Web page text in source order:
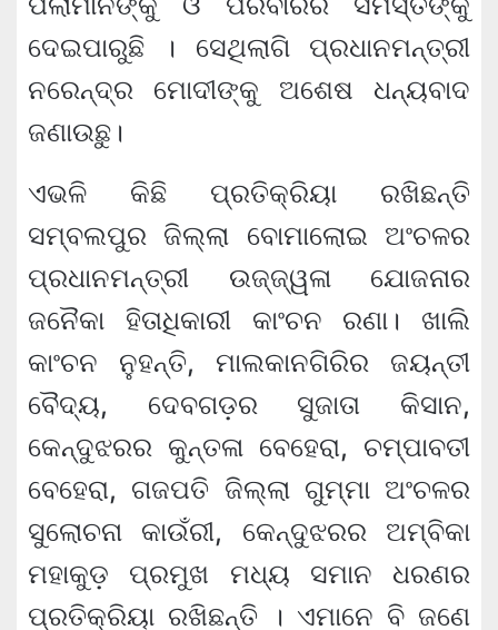
ଦେଇପାରୁଛି । ସେଥିଲାଗି ପ୍ରଧାନମନ୍ତ୍ରୀ
ନରେନ୍ଦ୍ର ମୋଦୀଙ୍କୁ ଅଶେଷ ଧନ୍ୟବାଦ
ଜଣାଉଛୁ।
ଏଭଳି କିଛି ପ୍ରତିକ୍ରିୟା ରଖିଛନ୍ତି
ସମ୍ବଲପୁର ଜିଲ୍ଲା ବୋମାଲୋଇ ଅଂଚଳର
ପ୍ରଧାନମନ୍ତ୍ରୀ ଉଜ୍ଜ୍ୱଳା ଯୋଜନାର
ଜନୈକା ହିତାଧିକାରୀ କାଂଚନ ରଣା। ଖାଲି
କାଂଚନ ନୁହନ୍ତି, ମାଲକାନଗିରିର ଜୟନ୍ତୀ
ବୈଦ୍ୟ, ଦେବଗଡ଼ର ସୁଜାତା କିସାନ,
କେନ୍ଦୁଝରର କୁନ୍ତଳା ବେହେରା, ଚମ୍ପାବତୀ
ବେହେରା, ଗଜପତି ଜିଲ୍ଲା ଗୁମ୍ମା ଅଂଚଳର
ସୁଲୋଚନା କାଉଁରୀ, କେନ୍ଦୁଝରର ଅମ୍ବିକା
ମହାକୁଡ଼ ପ୍ରମୁଖ ମଧ୍ୟ ସମାନ ଧରଣର
ପ୍ରତିକ୍ରିୟା ରଖିଛନ୍ତି । ଏମାନେ ବି ଜଣେ